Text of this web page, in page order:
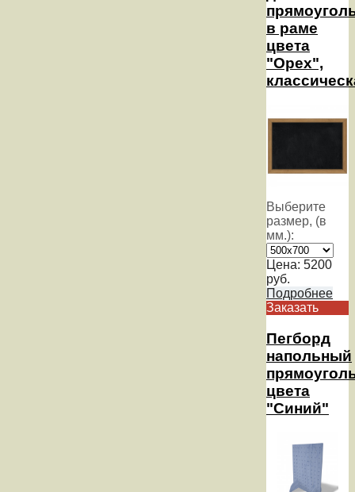
в раме
цвета
"Орех",
Выберите
размер, (в
мм.):
Цена: 5200
руб.
Подробнее
Заказать
Пегборд
напольный
цвета
"Синий"